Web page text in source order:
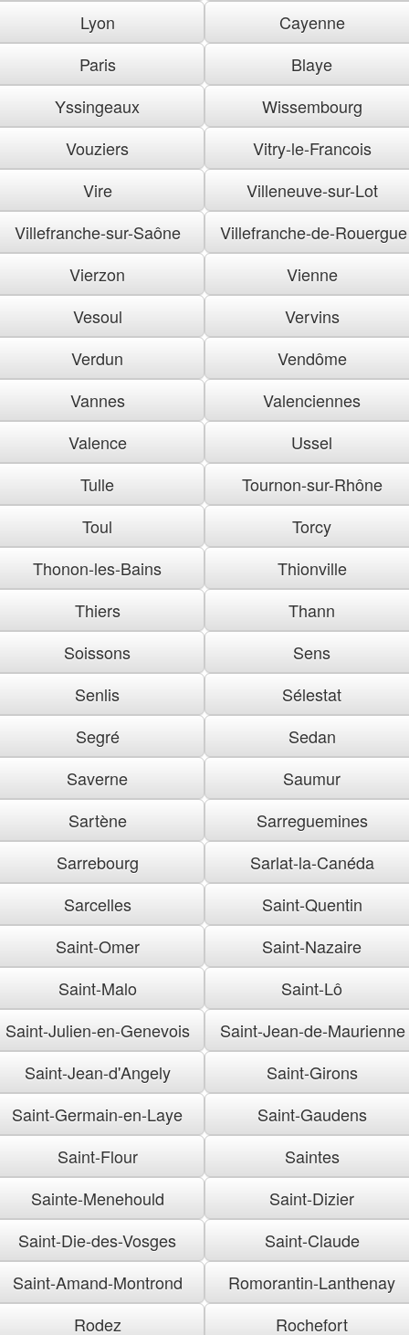
Lyon
Cayenne
Paris
Blaye
Yssingeaux
Wissembourg
Vouziers
Vitry-le-Francois
Vire
Villeneuve-sur-Lot
Villefranche-sur-Saône
Villefranche-de-Rouergue
Vierzon
Vienne
Vesoul
Vervins
Verdun
Vendôme
Vannes
Valenciennes
Valence
Ussel
Tulle
Tournon-sur-Rhône
Toul
Torcy
Thonon-les-Bains
Thionville
Thiers
Thann
Soissons
Sens
Senlis
Sélestat
Segré
Sedan
Saverne
Saumur
Sartène
Sarreguemines
Sarrebourg
Sarlat-la-Canéda
Sarcelles
Saint-Quentin
Saint-Omer
Saint-Nazaire
Saint-Malo
Saint-Lô
Saint-Julien-en-Genevois
Saint-Jean-de-Maurienne
Saint-Jean-d'Angely
Saint-Girons
Saint-Germain-en-Laye
Saint-Gaudens
Saint-Flour
Saintes
Sainte-Menehould
Saint-Dizier
Saint-Die-des-Vosges
Saint-Claude
Saint-Amand-Montrond
Romorantin-Lanthenay
Rodez
Rochefort